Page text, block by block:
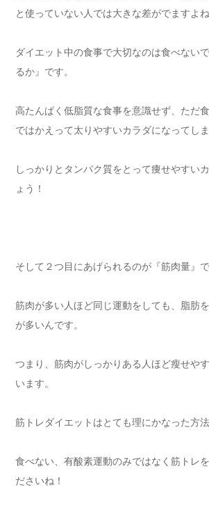
と使っていない人では大きな差がでますよね
ダイエット中の食事で大切なのは食べない
るか』です。
高たんぱく低脂質な食事を意識せず、ただ
ではかえって太りやすいカラダになってしま
しっかりとタンパク質をとって痩せやすい
ょう！
そして２つ目にあげられるのが『筋肉量』で
筋肉が多い人ほど同じ運動をしても、脂肪
が多いんです。
つまり、筋肉がしっかりある人ほど瘦せや
います。
筋トレダイエットはとても理にかなった方
食べない、有酸素運動のみではなく筋トレ
ださいね！